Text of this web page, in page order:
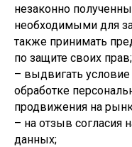
незаконно
необходимыми для
также принимать
по защите своих прав;
– выдвигать условие
обработке
продвижения на
– на отзыв согласия
данных;